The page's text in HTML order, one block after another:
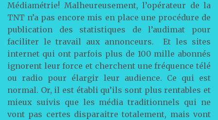
Médiamétrie! Malheureusement, l’opérateur de la
TNT n’a pas encore mis en place une procédure de
publication des statistiques de l’audimat pour
faciliter le travail aux annonceurs. Et les sites
internet qui ont parfois plus de 100 mille abonnés
ignorent leur force et cherchent une fréquence télé
ou radio pour élargir leur audience. Ce qui est
normal. Or, il est établi qu’ils sont plus rentables et
mieux suivis que les média traditionnels qui ne
vont pas certes disparaitre totalement, mais vont